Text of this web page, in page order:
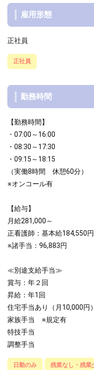
雇用形態
正社員
正社員
勤務時間
【勤務時間】
・07:00～16:00
・08:30～17:30
・09:15～18:15
（実働8時間 休憩60分）
※オンコール有
【給与】
月給281,000～
正看護師：基本給184,550円
※諸手当：96,883円
≪別途支給手当≫
賞与：年２回
昇給：年1回
住宅手当あり（月10,000円
家族手当 ※規定有
特技手当
調整手当
日勤のみ 残業なし・残業